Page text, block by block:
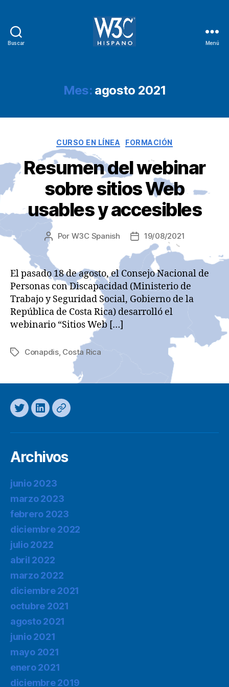
Buscar Menú
Mes: agosto 2021
Categorías
CURSO EN LÍNEA FORMACIÓN
Resumen del webinar
sobre sitios Web
usables y accesibles
Autor
de
la
entrada
Por W3C Spanish
Fecha
entrada
19/08/2021
El pasado 18 de agosto, el Consejo Nacional de
Personas con Discapacidad (Ministerio de
Trabajo y Seguridad Social, Gobierno de la
República de Costa Rica) desarrolló el
webinario “Sitios Web […]
Etiquetas
Conapdis, Costa Rica
TwitterLinkedInMastodon
Archivos
junio 2023
marzo 2023
febrero 2023
diciembre 2022
julio 2022
abril 2022
marzo 2022
diciembre 2021
octubre 2021
agosto 2021
junio 2021
mayo 2021
enero 2021
diciembre 2019